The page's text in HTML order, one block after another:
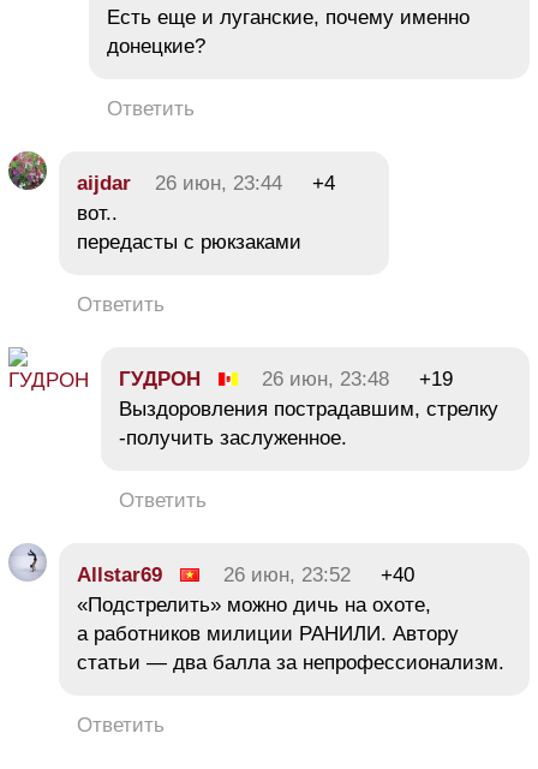
Есть еще и луганские, почему именно
донецкие?
Ответить
aijdar 26 июн, 23:44
+4
вот..
передасты с рюкзаками
Ответить
ГУДРОН 26 июн, 23:48
+19
Выздоровления пострадавшим, стрелку
-получить заслуженное.
Ответить
Allstar69 26 июн, 23:52
+40
«Подстрелить» можно дичь на охоте,
а работников милиции РАНИЛИ. Автору
статьи — два балла за непрофессионализм.
Ответить